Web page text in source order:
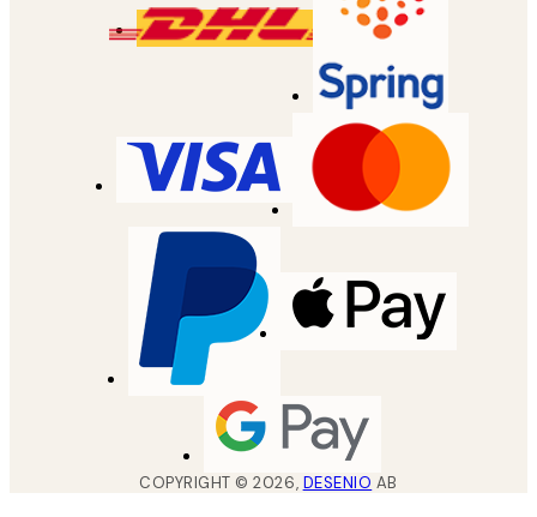
COPYRIGHT ©2026, DESENIO AB